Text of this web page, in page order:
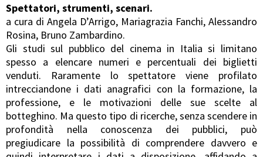
Spettatori, strumenti, scenari.
a cura di Angela D’Arrigo, Mariagrazia Fanchi, Alessandro
Rosina, Bruno Zambardino.
Gli studi sul pubblico del cinema in Italia si limitano
spesso a elencare numeri e percentuali dei biglietti
venduti. Raramente lo spettatore viene profilato
intrecciandone i dati anagrafici con la formazione, la
professione, e le motivazioni delle sue scelte al
botteghino. Ma questo tipo di ricerche, senza scendere in
profondità nella conoscenza dei pubblici, può
pregiudicare la possibilità di comprendere davvero e